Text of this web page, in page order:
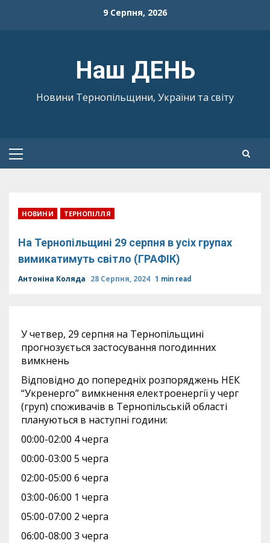
9 Серпня, 2026
Наш ДЕНЬ
Новини Тернопільщини, України та світу
Primary
НОВИНИ ТЕРНОПІЛЛЯ
На Тернопільщині 29 серпня в усіх групах
вимикатимуть світло (ГРАФІК)
Антоніна Коляда 28 Серпня, 2024 1 min read
У четвер, 29 серпня на Тернопільщині
прогнозується застосування погодинних
вимкнень
Відповідно до попередніх розпоряджень НЕК
“Укренерго” вимкнення електроенергії у черг
(груп) споживачів в Тернопільській області
плануються в наступні години:
00:00-02:00 4 черга
00:00-03:00 5 черга
02:00-05:00 6 черга
03:00-06:00 1 черга
05:00-07:00 2 черга
06:00-08:00 3 черга